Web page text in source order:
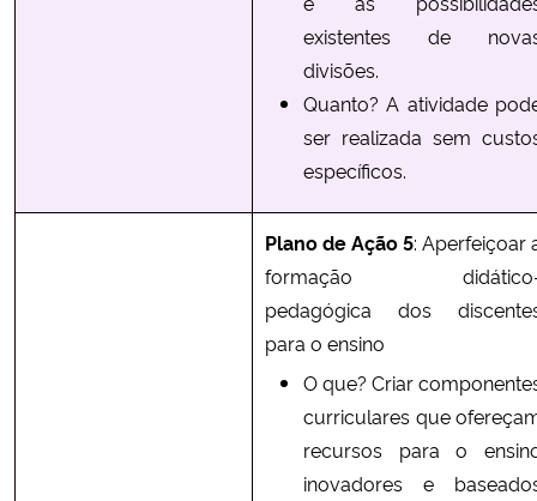
existentes de
divisões.
Quanto? A atividade
ser realizada sem
específicos.
Plano de Ação 5: Aperfeiçoar
formação
pedagógica dos
para o ensino
O que? Criar
curriculares que
recursos para o
inovadores e